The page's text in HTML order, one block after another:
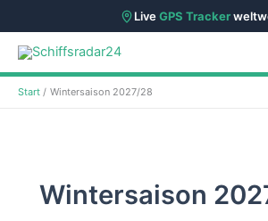
LiveGPS Tracker
Zum
Inhalt
springen
Start Wintersaison 2027/28
Wintersaison